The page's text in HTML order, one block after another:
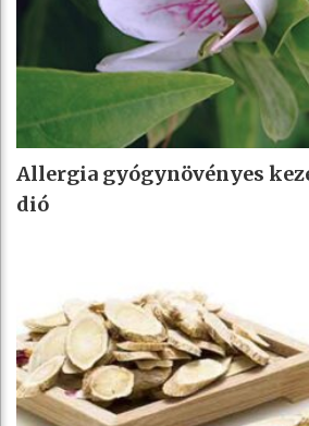
Allergia gyógynövényes
dió